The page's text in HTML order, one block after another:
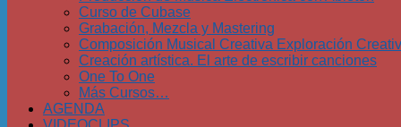
Curso de Cubase
Grabación, Mezcla y Mastering
Composición Musical Creativa Exploración
Creación artística. El arte de escribir canciones
One To One
Más Cursos…
AGENDA